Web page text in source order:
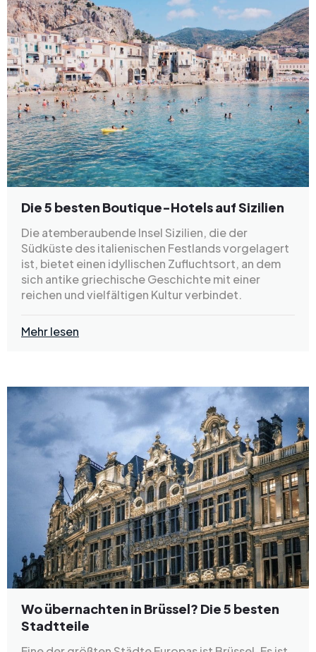
Die 5 besten Boutique-Hotels auf Sizilien
Die atemberaubende Insel Sizilien, die der
Südküste des italienischen Festlands vorgelagert
ist, bietet einen idyllischen Zufluchtsort, an dem
sich antike griechische Geschichte mit einer
reichen und vielfältigen Kultur verbindet.
Mehr lesen
Wo übernachten in Brüssel? Die 5 besten
Stadtteile